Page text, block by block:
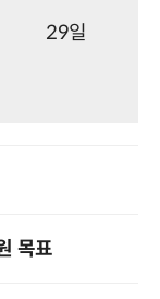
29일
목표